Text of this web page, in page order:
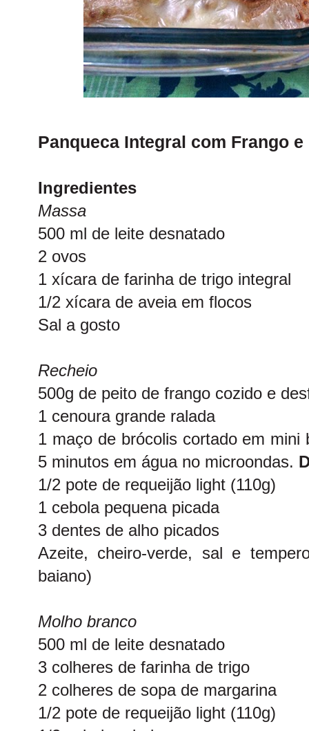
Panqueca Integral com Frango e
Ingredientes
Massa
500 ml de leite desnatado
2 ovos
1 xícara de farinha de trigo integral
1/2 xícara de aveia em flocos
Sal a gosto
Recheio
500g de peito de frango cozido e
1 cenoura grande ralada
1 maço de brócolis cortado em mini
5 minutos em água no microondas.
1/2 pote de requeijão light (110g)
1 cebola pequena picada
3 dentes de alho picados
Azeite, cheiro-verde, sal e
baiano)
Molho branco
500 ml de leite desnatado
3 colheres de farinha de trigo
2 colheres de sopa de margarina
1/2 pote de requeijão light (110g)